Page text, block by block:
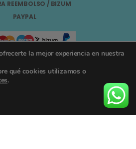
REEMBOLSO / BIZUM
PAYPAL
Aviso Legal
de Privacidad
la mejor experiencia en nuestra
qué cookies utilizamos o
.